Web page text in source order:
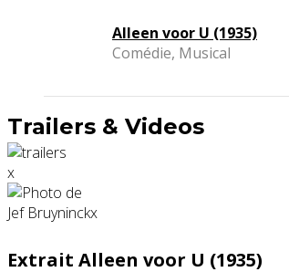
Alleen voor U (1935)
Comédie, Musical
Trailers & Videos
x
Extrait Alleen voor U (1935)